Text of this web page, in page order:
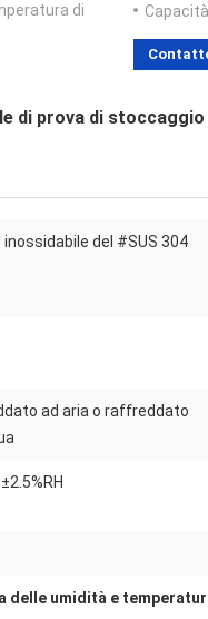
di
di prova di
inossidabile del #SUS 304
ad aria o raffreddato
delle umidità e